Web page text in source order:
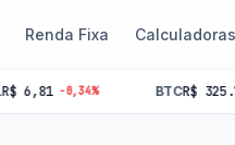
Renda Fixa Calculadoras
-0,34% R$ 325.788,18